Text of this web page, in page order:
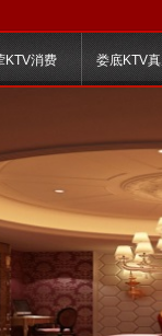
KTV消费 娄底KTV